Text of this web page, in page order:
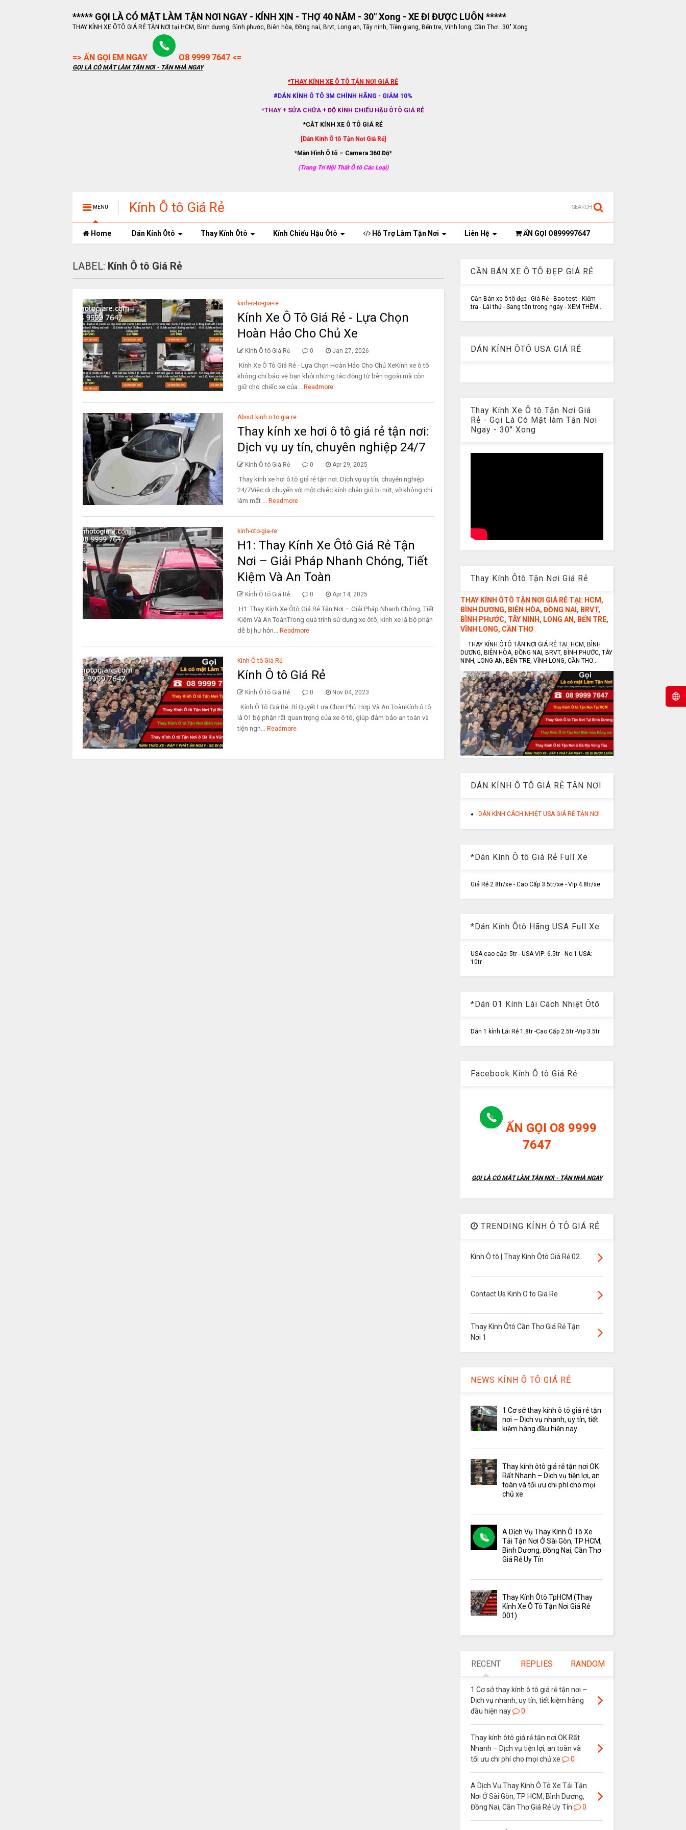
***** GỌI LÀ CÓ MẶT LÀM TẬN NƠI NGAY - KÍNH XỊN - THỢ 40 NĂM - 30" Xong - XE ĐI ĐƯỢC LUÔN *****
THAY KÍNH XE ÔTÔ GIÁ RẺ TẬN NƠI tại HCM, Bình dương, Bình phước, Biên hòa, Đồng nai, Brvt, Long an, Tây ninh, Tiền giang, Bến tre, Vĩnh long, Cần Thơ...30" Xong
=> ẤN GỌI EM NGAY O8 9999 7647 <=
GỌI LÀ CÓ MẶT LÀM TẬN NƠI - TẬN NHÀ NGAY
*THAY KÍNH XE Ô TÔ TẬN NƠI GIÁ RẺ
#DÁN KÍNH Ô TÔ 3M CHÍNH HÃNG - GIẢM 10%
*THAY + SỬA CHỮA + ĐỘ KÍNH CHIẾU HẬU ÔTÔ GIÁ RẺ
*CẮT KÍNH XE Ô TÔ GIÁ RẺ
[Dán Kính Ô tô Tận Nơi Giá Rẻ]
*Màn Hình Ô tô – Camera 360 Độ*
(Trang Trí Nội Thất Ô tô Các Loại)
MENU Kính Ô tô Giá Rẻ SEARCH
Home Dán Kính Ôtô Thay Kính Ôtô Kính Chiếu Hậu Ôtô Hỗ Trợ Làm Tận Nơi Liên Hệ ẤN GỌI O899997647
LABEL: Kính Ô tô Giá Rẻ
kinh-o-to-gia-re
Kính Xe Ô Tô Giá Rẻ - Lựa Chọn
Hoàn Hảo Cho Chủ Xe
Kính Ô tô Giá Rẻ 0 Jan 27, 2026
Kính Xe Ô Tô Giá Rẻ - Lựa Chọn Hoàn Hảo Cho Chủ XeKính xe ô tô
không chỉ bảo vệ bạn khỏi những tác động từ bên ngoài mà còn
giữ cho chiếc xe của... Readmore
About kinh o to gia re
Thay kính xe hơi ô tô giá rẻ tận nơi:
Dịch vụ uy tín, chuyên nghiệp 24/7
Kính Ô tô Giá Rẻ 0 Apr 29, 2025
Thay kính xe hơi ô tô giá rẻ tận nơi: Dịch vụ uy tín, chuyên nghiệp
24/7Việc di chuyển với một chiếc kính chắn gió bị nứt, vỡ không chỉ
làm mất ... Readmore
kinh-oto-gia-re
H1: Thay Kính Xe Ôtô Giá Rẻ Tận
Nơi – Giải Pháp Nhanh Chóng, Tiết
Kiệm Và An Toàn
Kính Ô tô Giá Rẻ 0 Apr 14, 2025
H1: Thay Kính Xe Ôtô Giá Rẻ Tận Nơi – Giải Pháp Nhanh Chóng, Tiết
Kiệm Và An ToànTrong quá trình sử dụng xe ôtô, kính xe là bộ phận
dễ bị hư hỏn... Readmore
Kính Ô tô Giá Rẻ
Kính Ô tô Giá Rẻ
Kính Ô tô Giá Rẻ 0 Nov 04, 2023
Kính Ô Tô Giá Rẻ: Bí Quyết Lựa Chọn Phù Hợp Và An ToànKính ô tô
là 01 bộ phận rất quan trọng của xe ô tô, giúp đảm bảo an toàn và
tiện ngh... Readmore
CẦN BÁN XE Ô TÔ ĐẸP GIÁ RẺ
Cần Bán xe ô tô đẹp - Giá Rẻ - Bao test - Kiểm
tra - Lái thử - Sang tên trong ngày - XEM THÊM...
DÁN KÍNH ÔTÔ USA GIÁ RẺ
Thay Kính Xe Ô tô Tận Nơi Giá
Rẻ - Gọi Là Có Mặt làm Tận Nơi
Ngay - 30" Xong
Thay Kính Ôtô Tận Nơi Giá Rẻ
THAY KÍNH ÔTÔ TẬN NƠI GIÁ RẺ TẠI: HCM,
BÌNH DƯƠNG, BIÊN HÒA, ĐỒNG NAI, BRVT,
BÌNH PHƯỚC, TÂY NINH, LONG AN, BẾN TRE,
VĨNH LONG, CẦN THƠ
THAY KÍNH ÔTÔ TẬN NƠI GIÁ RẺ TẠI: HCM, BÌNH
DƯƠNG, BIÊN HÒA, ĐỒNG NAI, BRVT, BÌNH PHƯỚC, TÂY
NINH, LONG AN, BẾN TRE, VĨNH LONG, CẦN THƠ...
DÁN KÍNH Ô TÔ GIÁ RẺ TẬN NƠI
DÁN KÍNH CÁCH NHIỆT USA GIÁ RẺ TẬN NƠI
*Dán Kính Ô tô Giá Rẻ Full Xe
Giá Rẻ 2.8tr/xe - Cao Cấp 3.5tr/xe - Vip 4.8tr/xe
*Dán Kính Ôtô Hãng USA Full Xe
USA cao cấp: 5tr - USA VIP: 6.5tr - No.1 USA:
10tr
*Dán 01 Kính Lái Cách Nhiệt Ôtô
Dán 1 kính Lái Rẻ 1.8tr -Cao Cấp 2.5tr -Vip 3.5tr
Facebook Kính Ô tô Giá Rẻ
ẤN GỌI O8 9999
7647
GỌI LÀ CÓ MẶT LÀM TẬN NƠI - TẬN NHÀ NGAY
TRENDING KÍNH Ô TÔ GIÁ RẺ
Kính Ô tô | Thay Kính Ôtô Giá Rẻ 02
Contact Us Kinh O to Gia Re
Thay Kính Ôtô Cần Thơ Giá Rẻ Tận
Nơi 1
NEWS KÍNH Ô TÔ GIÁ RẺ
1 Cơ sở thay kính ô tô giá rẻ tận
nơi – Dịch vụ nhanh, uy tín, tiết
kiệm hàng đầu hiện nay
Thay kính ôtô giá rẻ tận nơi OK
Rất Nhanh – Dịch vụ tiện lợi, an
toàn và tối ưu chi phí cho mọi
chủ xe
A Dịch Vụ Thay Kính Ô Tô Xe
Tải Tận Nơi Ở Sài Gòn, TP HCM,
Bình Dương, Đồng Nai, Cần Thơ
Giá Rẻ Uy Tín
Thay Kính Ôtô TpHCM (Thay
Kính Xe Ô Tô Tận Nơi Giá Rẻ
001)
RECENT REPLIES RANDOM
1 Cơ sở thay kính ô tô giá rẻ tận nơi –
Dịch vụ nhanh, uy tín, tiết kiệm hàng
đầu hiện nay
0
Thay kính ôtô giá rẻ tận nơi OK Rất
Nhanh – Dịch vụ tiện lợi, an toàn và
tối ưu chi phí cho mọi chủ xe
0
A Dịch Vụ Thay Kính Ô Tô Xe Tải Tận
Nơi Ở Sài Gòn, TP HCM, Bình Dương,
Đồng Nai, Cần Thơ Giá Rẻ Uy Tín
0